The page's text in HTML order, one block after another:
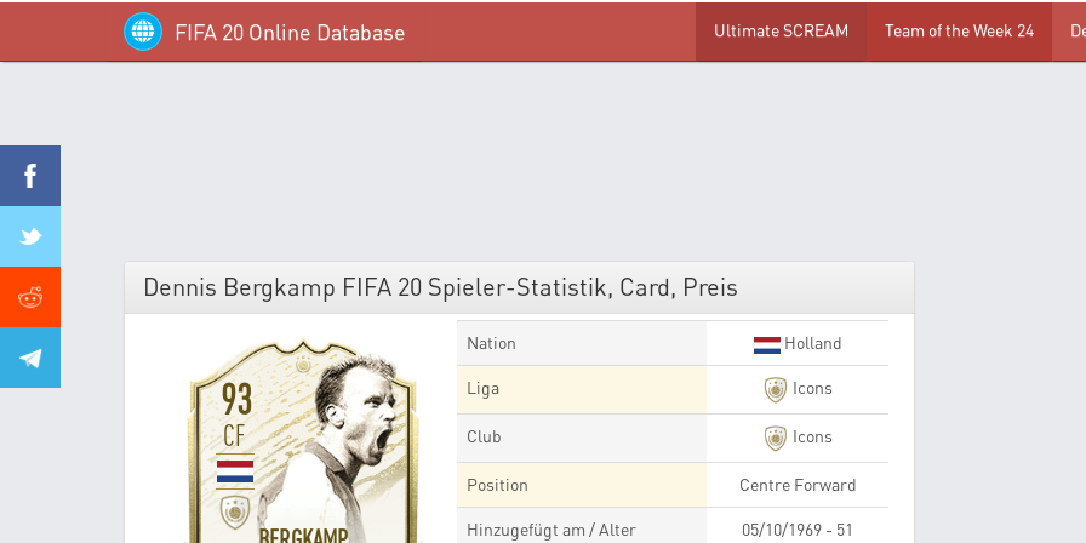
FIFA 20 Online Database Ultimate SCREAM Team of the Week 24
Dennis Bergkamp FIFA 20 Spieler-Statistik, Card, Preis
93
CF
Nation Holland
Liga Icons
Club Icons
Position Centre Forward
Hinzugefügt am / Alter 05/10/1969 - 51